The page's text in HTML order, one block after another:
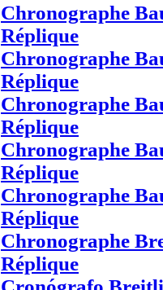
Chronographe
Réplique
Chronographe
Réplique
Chronographe
Réplique
Chronographe
Réplique
Chronographe
Réplique
Chronographe
Réplique